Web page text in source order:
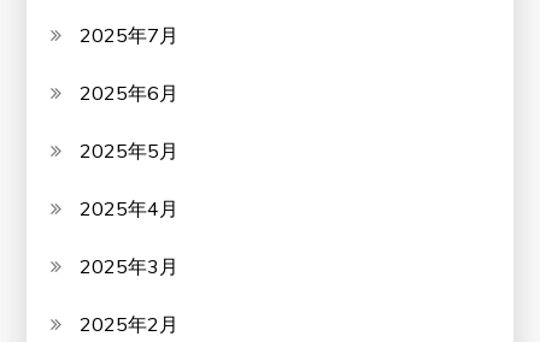
2025年7月
2025年6月
2025年5月
2025年4月
2025年3月
2025年2月